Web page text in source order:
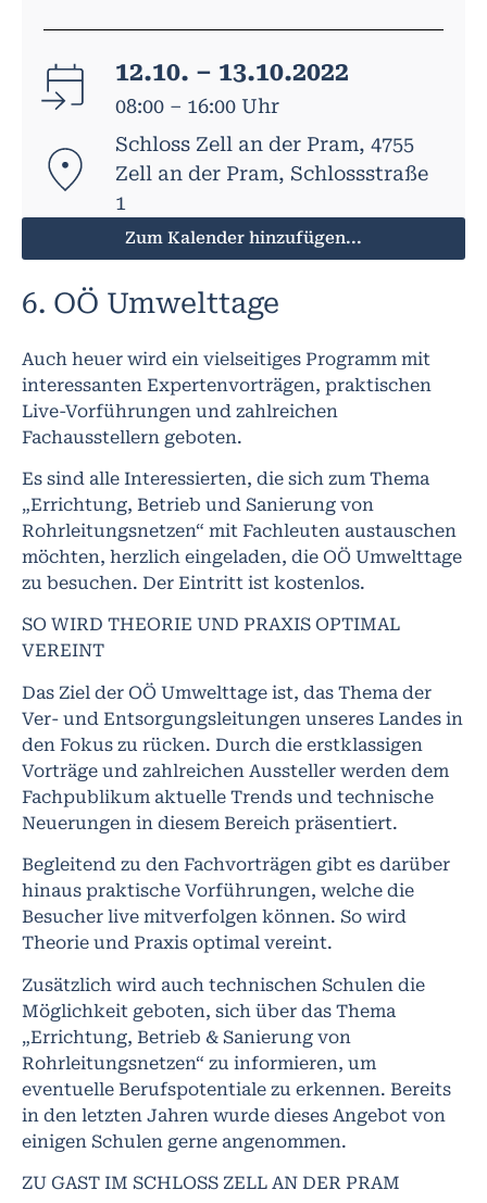
12.10. – 13.10.2022
08:00 – 16:00 Uhr
Schloss Zell an der Pram, 4755
Zell an der Pram, Schlossstraße
1
Zum Kalender hinzufügen...
6. OÖ Umwelttage
Auch heuer wird ein vielseitiges Programm mit
interessanten Expertenvorträgen, praktischen
Live-Vorführungen und zahlreichen
Fachausstellern geboten.
Es sind alle Interessierten, die sich zum Thema
„Errichtung, Betrieb und Sanierung von
Rohrleitungsnetzen“ mit Fachleuten austauschen
möchten, herzlich eingeladen, die OÖ Umwelttage
zu besuchen. Der Eintritt ist kostenlos.
SO WIRD THEORIE UND PRAXIS OPTIMAL
VEREINT
Das Ziel der OÖ Umwelttage ist, das Thema der
Ver- und Entsorgungsleitungen unseres Landes in
den Fokus zu rücken. Durch die erstklassigen
Vorträge und zahlreichen Aussteller werden dem
Fachpublikum aktuelle Trends und technische
Neuerungen in diesem Bereich präsentiert.
Begleitend zu den Fachvorträgen gibt es darüber
hinaus praktische Vorführungen, welche die
Besucher live mitverfolgen können. So wird
Theorie und Praxis optimal vereint.
Zusätzlich wird auch technischen Schulen die
Möglichkeit geboten, sich über das Thema
„Errichtung, Betrieb & Sanierung von
Rohrleitungsnetzen“ zu informieren, um
eventuelle Berufspotentiale zu erkennen. Bereits
in den letzten Jahren wurde dieses Angebot von
einigen Schulen gerne angenommen.
ZU GAST IM SCHLOSS ZELL AN DER PRAM